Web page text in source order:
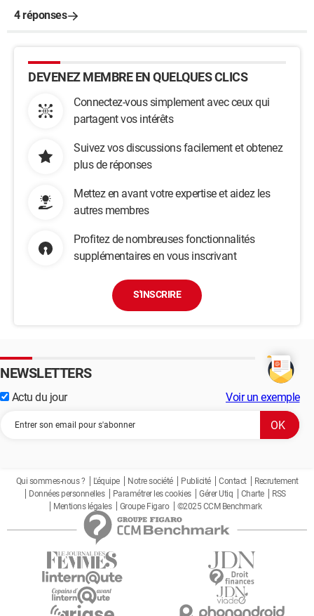
4 réponses
DEVENEZ MEMBRE EN QUELQUES CLICS
Connectez-vous simplement avec ceux qui
partagent vos intérêts
Suivez vos discussions facilement et obtenez
plus de réponses
Mettez en avant votre expertise et aidez les
autres membres
Profitez de nombreuses fonctionnalités
supplémentaires en vous inscrivant
S'INSCRIRE
NEWSLETTERS
Actu du jour Voir un exemple
Qui sommes-nous ? L'équipe Notre société Publicité Contact
Recrutement
Données personnelles
Paramétrer les cookies Gérer Utiq Charte
RSS
Mentions légales
Groupe Figaro ©2025 CCM Benchmark